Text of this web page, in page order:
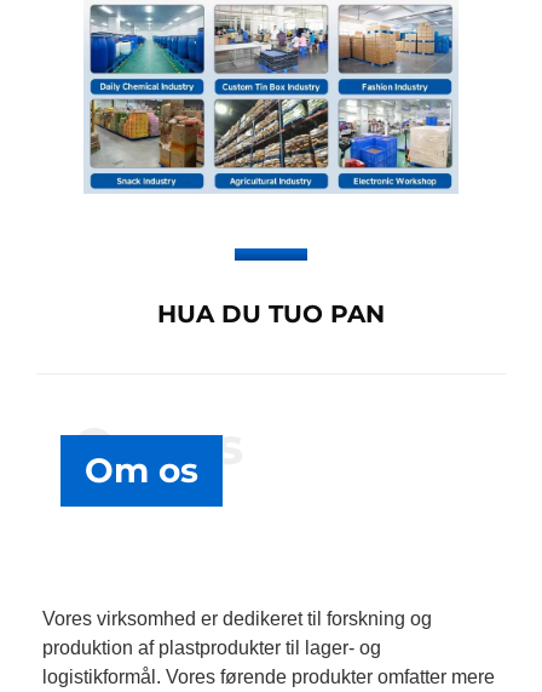
HUA DU TUO PAN
Om os
Om os
Vores virksomhed er dedikeret til forskning og
produktion af plastprodukter til lager- og
logistikformål. Vores førende produkter omfatter mere